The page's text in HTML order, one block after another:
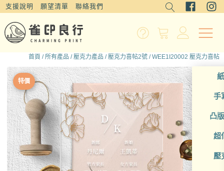
支援說明 願望清單 聯絡我們
手
凸
超
壓
首頁 /所有產品 /壓克力產品 /壓克力喜帖2號 / WEE1I20002 壓克力喜帖
特價